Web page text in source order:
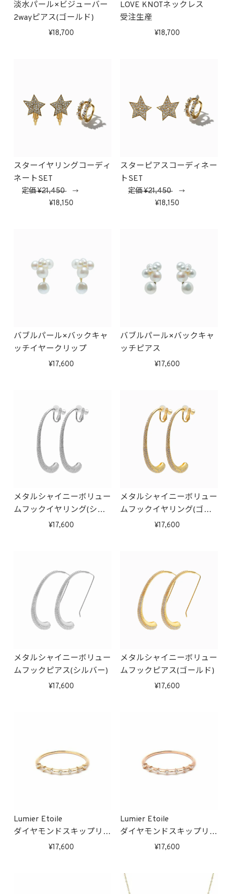
淡水パール×ビジューバー
2wayピアス(ゴールド)
18,700
LOVE KNOTネックレス
受注生産
18,700
スターイヤリングコーディ
ネートSET
定価 21,450→
18,150
スターピアスコーディネー
トSET
定価 21,450→
18,150
バブルパール×バックキャ
ッチイヤークリップ
17,600
バブルパール×バックキャ
ッチピアス
17,600
メタルシャイニーボリュー
ムフックイヤリング(シル
17,600
メタルシャイニーボリュー
ムフックイヤリング(ゴー
17,600
メタルシャイニーボリュー
ムフックピアス(シルバー)
17,600
メタルシャイニーボリュー
ムフックピアス(ゴールド)
17,600
Lumier Etoile
ダイヤモンドスキップリン
グ(ゴールド)17,600
Lumier Etoile
ダイヤモンドスキップリン
グ(ピンクゴールド)
17,600